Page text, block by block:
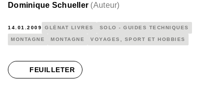
Dominique Schueller (Auteur)
14.01.2009 GLÉNAT LIVRES SOLO - GUIDES TECHNIQUES
MONTAGNE MONTAGNE VOYAGES, SPORT ET HOBBIES
FEUILLETER